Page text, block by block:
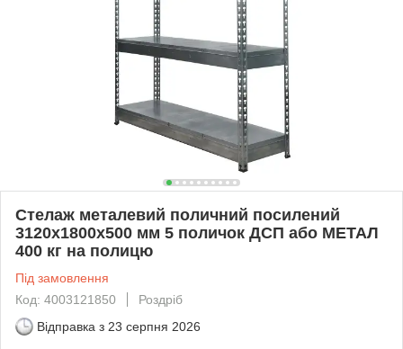
Стелаж металевий поличний посилений
3120х1800х500 мм 5 поличок ДСП або МЕТАЛ
400 кг на полицю
Під замовлення
Код: 4003121850
Роздріб
Відправка з 23 серпня 2026